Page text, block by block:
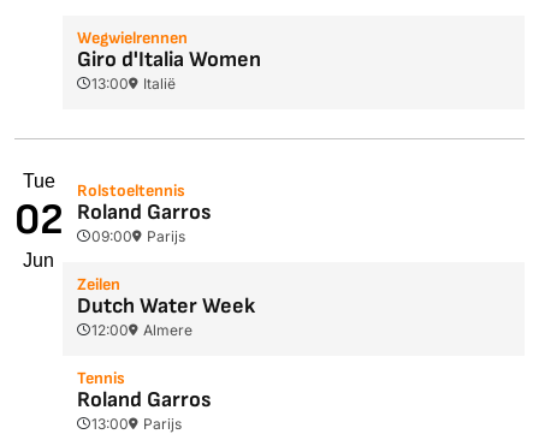
Wegwielrennen
Giro d'Italia Women
13:00 Italië
Tue
02
Jun
Rolstoeltennis
Roland Garros
09:00 Parijs
Zeilen
Dutch Water Week
12:00 Almere
Tennis
Roland Garros
13:00 Parijs